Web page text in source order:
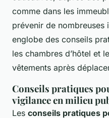
comme dans les
prévenir de nombreuses
englobe des conseils
les chambres d’hôtel et
vêtements après
Conseils pratiques
vigilance en milieu
Les conseils pratiques